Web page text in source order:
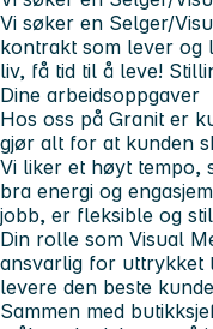
Vi søker en Selger/
kontrakt som lever og
liv, få tid til å leve!
Dine arbeidsoppgaver
Hos oss på Granit er
gjør alt for at kunden
Vi liker et høyt tempo,
bra energi og
jobb, er fleksible og
Din rolle som Visual
ansvarlig for uttrykket
levere den beste
Sammen med